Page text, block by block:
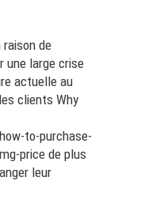
raison de
une large crise
actuelle au
clients Why
to-purchase-
price de plus
leur